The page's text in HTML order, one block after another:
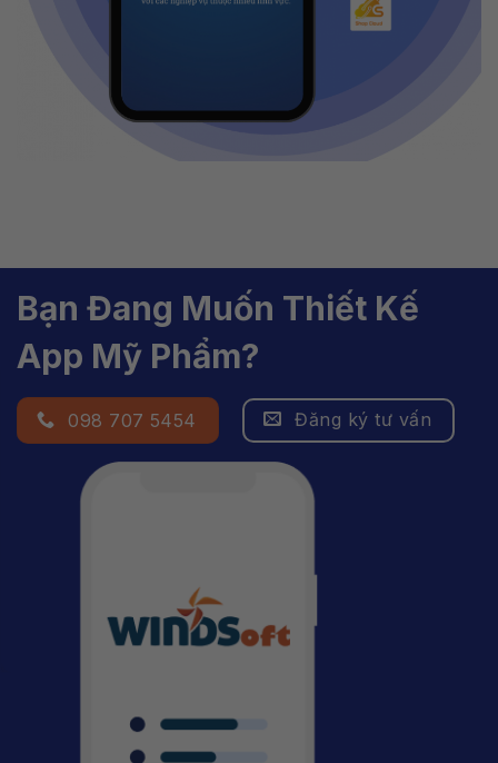
Bạn Đang Muốn Thiết Kế
App Mỹ Phẩm?
098 707 5454 Đăng ký tư vấn